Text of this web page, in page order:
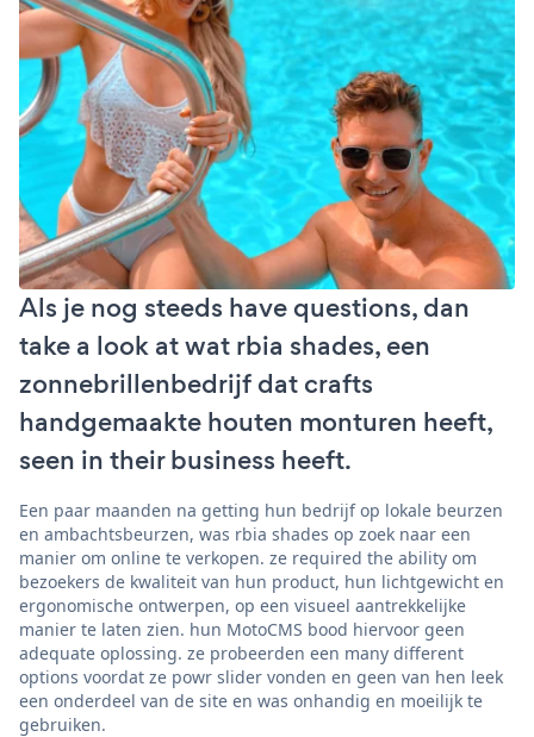
Als je nog steeds have questions, dan
take a look at wat rbia shades, een
zonnebrillenbedrijf dat crafts
handgemaakte houten monturen heeft,
seen in their business heeft.
Een paar maanden na getting hun bedrijf op lokale beurzen
en ambachtsbeurzen, was rbia shades op zoek naar een
manier om online te verkopen. ze required the ability om
bezoekers de kwaliteit van hun product, hun lichtgewicht en
ergonomische ontwerpen, op een visueel aantrekkelijke
manier te laten zien. hun MotoCMS bood hiervoor geen
adequate oplossing. ze probeerden een many different
options voordat ze powr slider vonden en geen van hen leek
een onderdeel van de site en was onhandig en moeilijk te
gebruiken.